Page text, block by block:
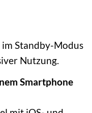
im Standby-Modus
Nutzung.
Smartphone